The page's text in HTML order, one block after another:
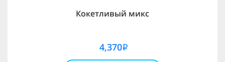
Кокетливый микс
4,370i